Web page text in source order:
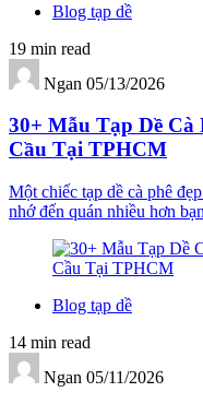
Blog tạp dề
19 min read
Ngan 05/13/2026
30+ Mẫu Tạp Dề Cà
Cầu Tại TPHCM
Một chiếc tạp dề cà phê
nhớ đến quán nhiều hơn
Blog tạp dề
14 min read
Ngan 05/11/2026